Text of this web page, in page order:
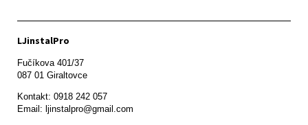
LJinstalPro
Fučíkova 401/37
087 01 Giraltovce
Kontakt: 0918 242 057
Email: ljinstalpro@gmail.com